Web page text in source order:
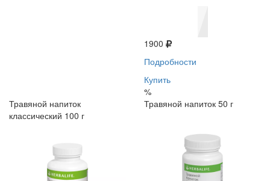
1900
Подробности
Купить
%
Травяной напиток
классический 100 г
Травяной напиток 50 г